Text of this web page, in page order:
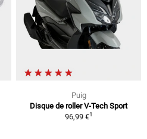
Puig
Disque de roller V-Tech Sport
96,99 €1